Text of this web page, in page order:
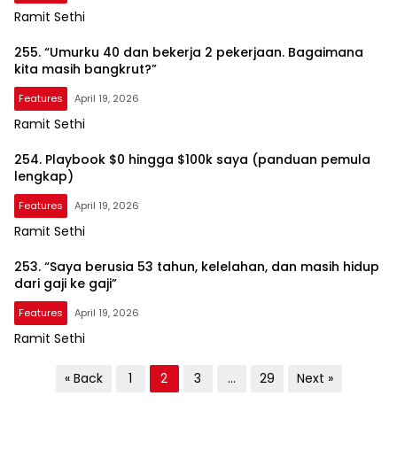
Ramit Sethi
255. “Umurku 40 dan bekerja 2 pekerjaan. Bagaimana
kita masih bangkrut?”
Features April 19, 2026
Ramit Sethi
254. Playbook $0 hingga $100k saya (panduan pemula
lengkap)
Features April 19, 2026
Ramit Sethi
253. “Saya berusia 53 tahun, kelelahan, dan masih hidup
dari gaji ke gaji”
Features April 19, 2026
Ramit Sethi
« Back 1 2 3 … 29 Next »